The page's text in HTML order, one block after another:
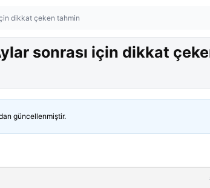
dikkat çeken tahmin
sonrası için dikkat
güncellenmiştir.